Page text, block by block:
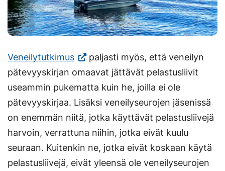
Veneilytutkimus(Vieraile
ulkoisella
sivustolla.
Linkki
avautuu
uuteen
välilehteen.)
paljasti myös, että veneilyn
pätevyyskirjan omaavat jättävät pelastusliivit
useammin pukematta kuin he, joilla ei ole
pätevyyskirjaa. Lisäksi veneilyseurojen jäsenissä
on enemmän niitä, jotka käyttävät pelastusliivejä
harvoin, verrattuna niihin, jotka eivät kuulu
seuraan. Kuitenkin ne, jotka eivät koskaan käytä
pelastusliivejä, eivät yleensä ole veneilyseurojen